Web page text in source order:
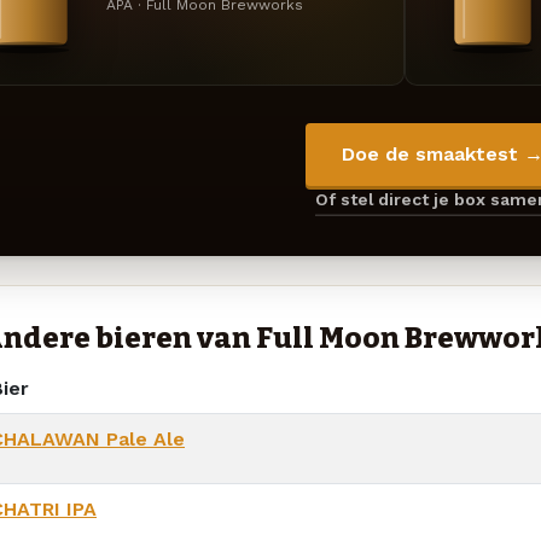
APA · Full Moon Brewworks
Doe de smaaktest →
Of stel direct je box
bieren van Full Moon
Pale Ale
IPA